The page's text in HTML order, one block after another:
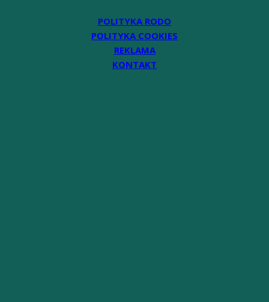
POLITYKA RODO
POLITYKA COOKIES
REKLAMA
KONTAKT